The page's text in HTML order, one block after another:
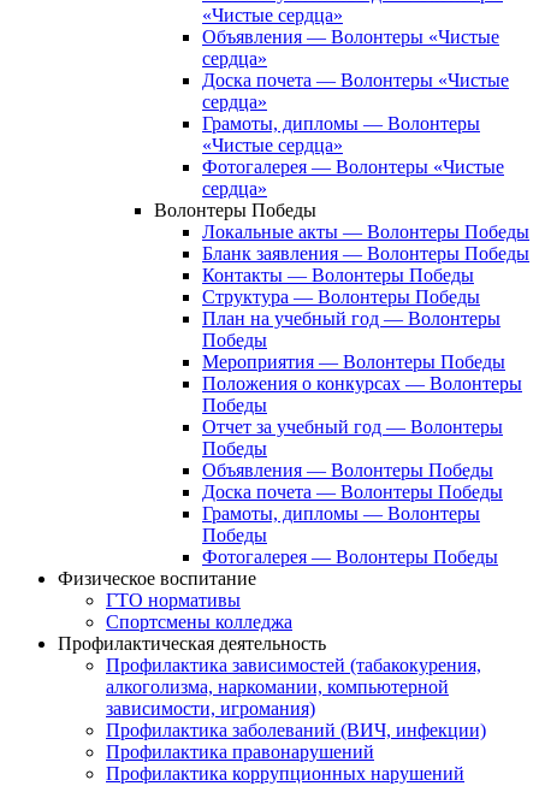
«Чистые сердца»
Объявления — Волонтеры «Чистые
сердца»
Доска почета — Волонтеры «Чистые
сердца»
Грамоты, дипломы — Волонтеры
«Чистые сердца»
Фотогалерея — Волонтеры «Чистые
сердца»
Волонтеры Победы
Локальные акты — Волонтеры Победы
Бланк заявления — Волонтеры Победы
Контакты — Волонтеры Победы
Структура — Волонтеры Победы
План на учебный год — Волонтеры
Победы
Мероприятия — Волонтеры Победы
Положения о конкурсах — Волонтеры
Победы
Отчет за учебный год — Волонтеры
Победы
Объявления — Волонтеры Победы
Доска почета — Волонтеры Победы
Грамоты, дипломы — Волонтеры
Победы
Фотогалерея — Волонтеры Победы
Физическое воспитание
ГТО нормативы
Спортсмены колледжа
Профилактическая деятельность
Профилактика зависимостей (табакокурения,
алкоголизма, наркомании, компьютерной
зависимости, игромания)
Профилактика заболеваний (ВИЧ, инфекции)
Профилактика правонарушений
Профилактика коррупционных нарушений